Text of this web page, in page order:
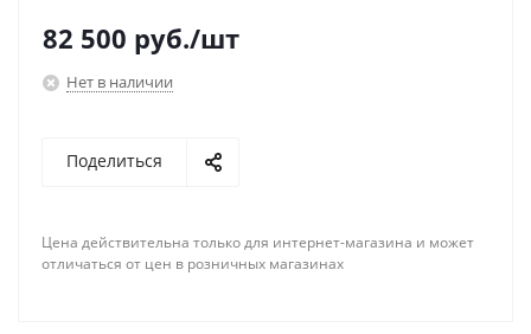
82 500 руб./шт
Нет в наличии
Поделиться
Цена действительна только для интернет-магазина и может
отличаться от цен в розничных магазинах